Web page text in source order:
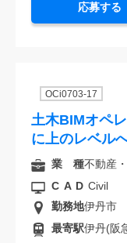
応募する
OCi0703-17
土木BIMオペ
に上のレベル
業 種不動産
CAD Civil
勤務地伊丹市
最寄駅伊丹(阪